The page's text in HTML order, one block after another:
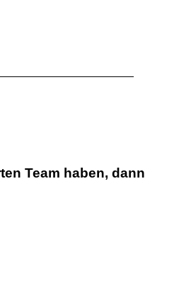
Team haben, dann